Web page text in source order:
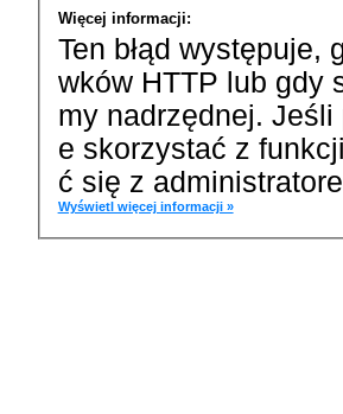
Więcej informacji:
Ten błąd występuje,
wków HTTP lub gdy
my nadrzędnej.
e skorzystać z
ć się z
Wyświetl więcej informacji »